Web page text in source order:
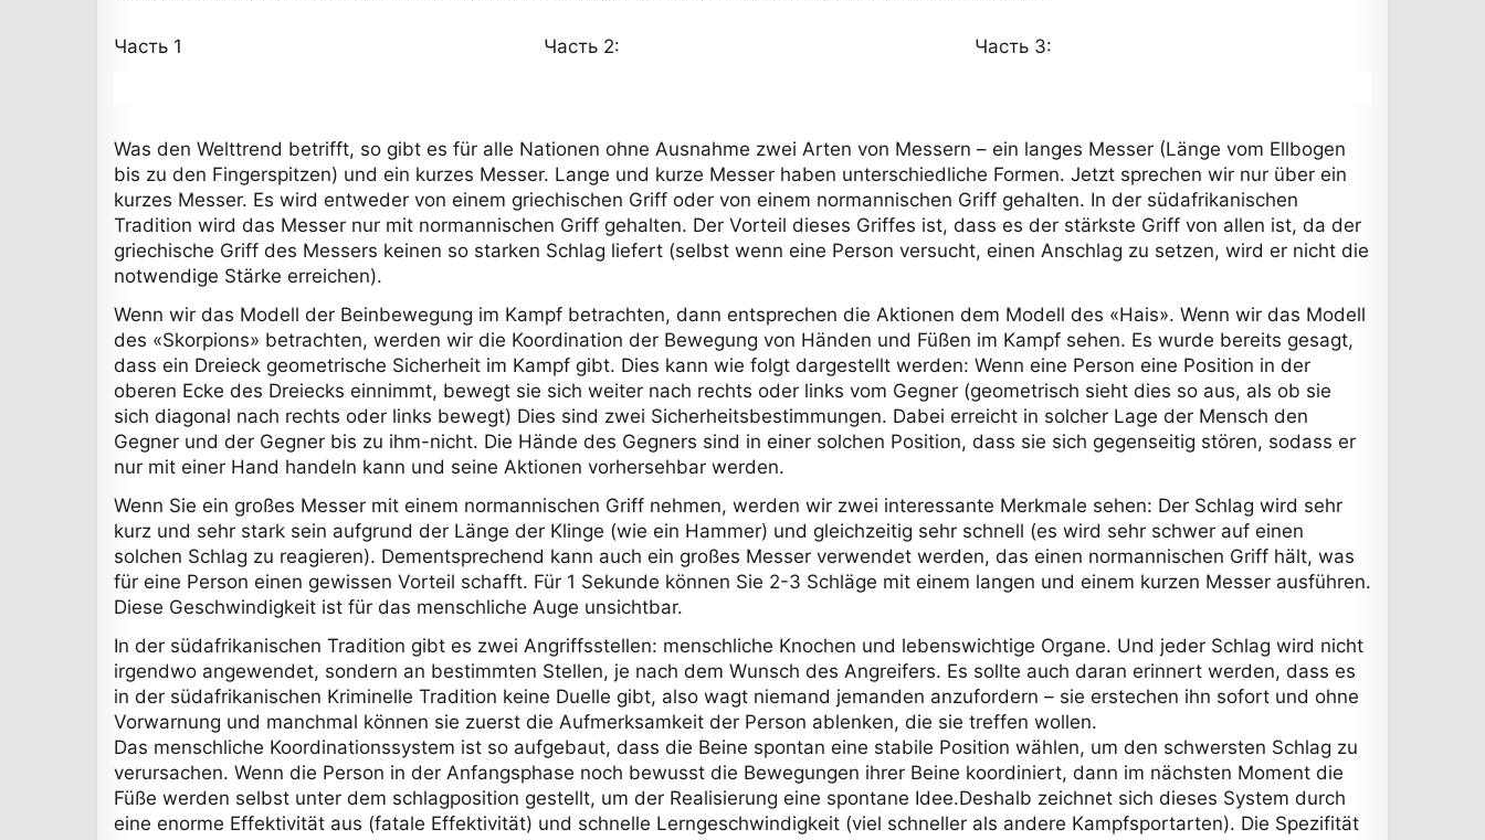
Часть 1 Часть 2: Часть 3:
Was den Welttrend betrifft, so gibt es für alle Nationen ohne Ausnahme zwei Arten von Messern – ein langes Messer (Länge vom Ellbogen
bis zu den Fingerspitzen) und ein kurzes Messer. Lange und kurze Messer haben unterschiedliche Formen. Jetzt sprechen wir nur über ein
kurzes Messer. Es wird entweder von einem griechischen Griff oder von einem normannischen Griff gehalten. In der südafrikanischen
Tradition wird das Messer nur mit normannischen Griff gehalten. Der Vorteil dieses Griffes ist, dass es der stärkste Griff von allen ist, da der
griechische Griff des Messers keinen so starken Schlag liefert (selbst wenn eine Person versucht, einen Anschlag zu setzen, wird er nicht die
notwendige Stärke erreichen).
Wenn wir das Modell der Beinbewegung im Kampf betrachten, dann entsprechen die Aktionen dem Modell des «Hais». Wenn wir das Modell
des «Skorpions» betrachten, werden wir die Koordination der Bewegung von Händen und Füßen im Kampf sehen. Es wurde bereits gesagt,
dass ein Dreieck geometrische Sicherheit im Kampf gibt. Dies kann wie folgt dargestellt werden: Wenn eine Person eine Position in der
oberen Ecke des Dreiecks einnimmt, bewegt sie sich weiter nach rechts oder links vom Gegner (geometrisch sieht dies so aus, als ob sie
sich diagonal nach rechts oder links bewegt) Dies sind zwei Sicherheitsbestimmungen. Dabei erreicht in solcher Lage der Mensch den
Gegner und der Gegner bis zu ihm-nicht. Die Hände des Gegners sind in einer solchen Position, dass sie sich gegenseitig stören, sodass er
nur mit einer Hand handeln kann und seine Aktionen vorhersehbar werden.
Wenn Sie ein großes Messer mit einem normannischen Griff nehmen, werden wir zwei interessante Merkmale sehen: Der Schlag wird sehr
kurz und sehr stark sein aufgrund der Länge der Klinge (wie ein Hammer) und gleichzeitig sehr schnell (es wird sehr schwer auf einen
solchen Schlag zu reagieren). Dementsprechend kann auch ein großes Messer verwendet werden, das einen normannischen Griff hält, was
für eine Person einen gewissen Vorteil schafft. Für 1 Sekunde können Sie 2-3 Schläge mit einem langen und einem kurzen Messer ausführen.
Diese Geschwindigkeit ist für das menschliche Auge unsichtbar.
In der südafrikanischen Tradition gibt es zwei Angriffsstellen: menschliche Knochen und lebenswichtige Organe. Und jeder Schlag wird nicht
irgendwo angewendet, sondern an bestimmten Stellen, je nach dem Wunsch des Angreifers. Es sollte auch daran erinnert werden, dass es
in der südafrikanischen Kriminelle Tradition keine Duelle gibt, also wagt niemand jemanden anzufordern – sie erstechen ihn sofort und ohne
Vorwarnung und manchmal können sie zuerst die Aufmerksamkeit der Person ablenken, die sie treffen wollen.
Das menschliche Koordinationssystem ist so aufgebaut, dass die Beine spontan eine stabile Position wählen, um den schwersten Schlag zu
verursachen. Wenn die Person in der Anfangsphase noch bewusst die Bewegungen ihrer Beine koordiniert, dann im nächsten Moment die
Füße werden selbst unter dem schlagposition gestellt, um der Realisierung eine spontane Idee.Deshalb zeichnet sich dieses System durch
eine enorme Effektivität aus (fatale Effektivität) und schnelle Lerngeschwindigkeit (viel schneller als andere Kampfsportarten). Die Spezifität